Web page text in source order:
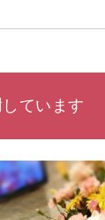
ています